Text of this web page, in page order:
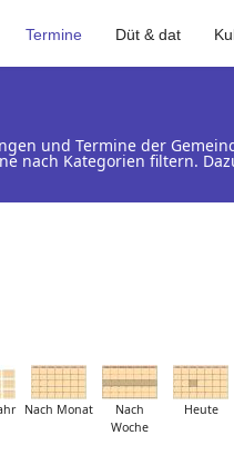
Termine Düt & dat
und Termine der
nach Kategorien filtern.
Nach Monat
Nach
Woche
Heute